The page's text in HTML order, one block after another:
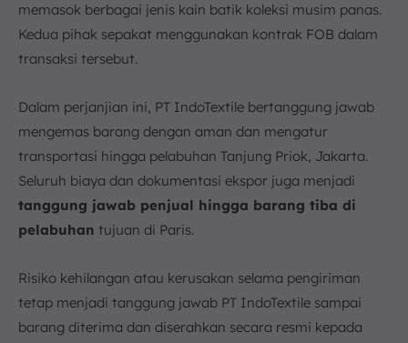
memasok berbagai jenis kain batik koleksi musim panas.
Kedua pihak sepakat menggunakan kontrak FOB dalam
transaksi tersebut.
Dalam perjanjian ini, PT IndoTextile bertanggung jawab
mengemas barang dengan aman dan mengatur
transportasi hingga pelabuhan Tanjung Priok, Jakarta.
Seluruh biaya dan dokumentasi ekspor juga menjadi
tanggung jawab penjual hingga barang tiba di
pelabuhan tujuan di Paris.
Risiko kehilangan atau kerusakan selama pengiriman
tetap menjadi tanggung jawab PT IndoTextile sampai
barang diterima dan diserahkan secara resmi kepada